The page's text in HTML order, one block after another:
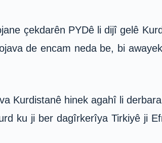
çekdarên PYDê li dijî gelê
de encam neda be, bi
Kurdistanê hinek agahî li
ku ji ber dagîrkerîya Tirkiyê ji